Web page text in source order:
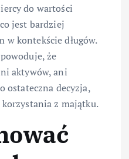
do wartości
jest bardziej
w kontekście długów.
że
aktywów, ani
ostateczna decyzja,
z majątku.